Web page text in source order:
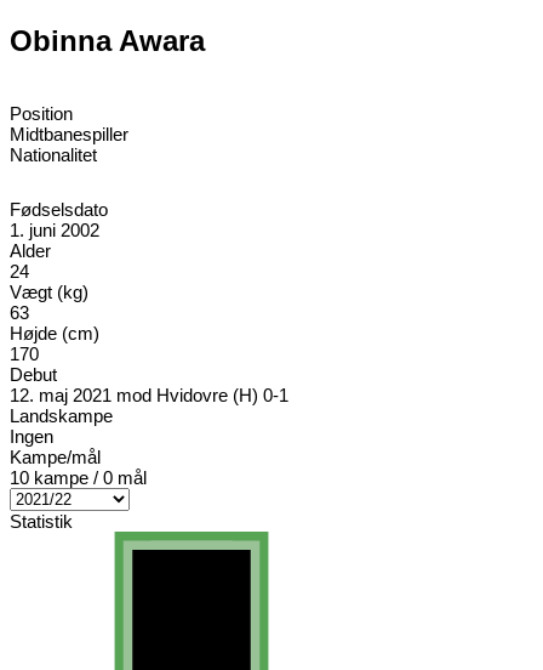
Obinna Awara
Position
Midtbanespiller
Nationalitet
Fødselsdato
1. juni 2002
Alder
24
Vægt (kg)
63
Højde (cm)
170
Debut
12. maj 2021 mod Hvidovre (H) 0-1
Landskampe
Ingen
Kampe/mål
10 kampe / 0 mål
Statistik